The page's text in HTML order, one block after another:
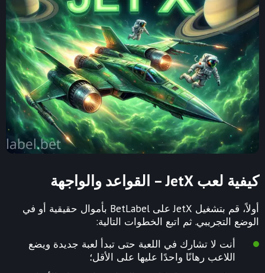
كيفية لعب JetX – القواعد والواجهة
أولاً، قم بتشغيل JetX على BetLabel بأموال حقيقية أو في
الوضع التجريبي. ثم اتبع الخطوات التالية:
أنت لا تشارك في اللعبة حتى تبدأ لعبة جديدة ويضع
اللاعب رهانًا واحدًا عليها على الأقل؛